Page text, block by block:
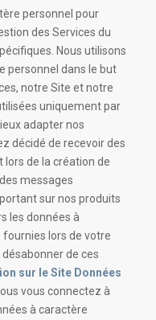
personnel pour
des Services du
Nous utilisons
personnel dans le but
notre Site et notre
uniquement par
adapter nos
décidé de recevoir des
de la création de
messages
sur nos produits
les données à
lors de votre
de ces
sur le Site Données
vous connectez à
à caractère